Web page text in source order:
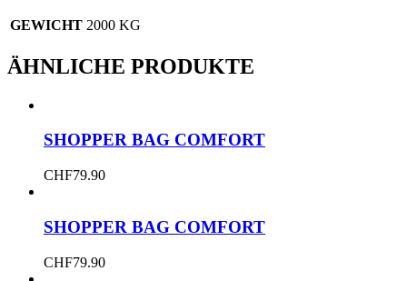
GEWICHT 2000 KG
ÄHNLICHE PRODUKTE
SHOPPER BAG COMFORT
CHF79.90
SHOPPER BAG COMFORT
CHF79.90